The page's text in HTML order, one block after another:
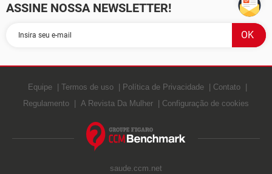
ASSINE NOSSA NEWSLETTER!
Equipe Termos de uso Política de Privacidade
Contato
Regulamento
A Revista Da Mulher Configuração de cookies
saude.ccm.net